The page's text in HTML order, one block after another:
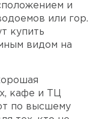
и
или гор.
купить
видом на
кафе и ТЦ
по высшему